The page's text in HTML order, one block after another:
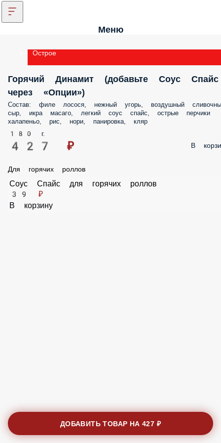
Меню
Острое
Горячий Динамит (добавьте Соус Спайс
через «Опции»)
Состав: филе лосося, нежный угорь, воздушный
сыр, икра масаго, легкий соус спайс, острые перчики
халапеньо, рис, нори, панировка, кляр
180 г.
427 ₽ В
Для горячих роллов
Соус Спайс для горячих роллов
39 ₽
В корзину
ДОБАВИТЬ ТОВАР НА427 ₽